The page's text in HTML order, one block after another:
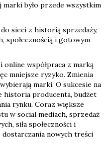
marki było przede wszystkim
sieci z historią sprzedaży,
społecznością i gotowym
współpraca z marką
mniejsze ryzyko. Zmienia
marki. O sukcesie na
historia producenta, budżet
rynku. Coraz większe
w social mediach, sprzedaż
siła społeczności i
nowych treści